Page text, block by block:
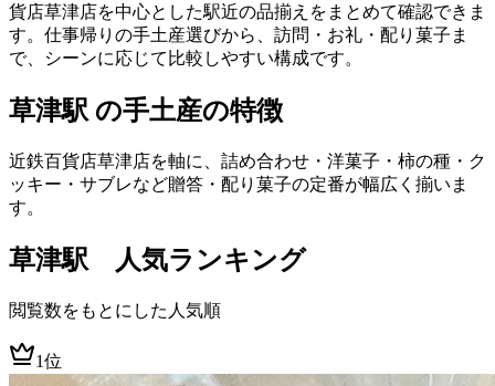
貨店草津店を中心とした駅近の品揃えをまとめて確認できま
す。仕事帰りの手土産選びから、訪問・お礼・配り菓子ま
で、シーンに応じて比較しやすい構成です。
草津駅 の手土産の特徴
近鉄百貨店草津店を軸に、詰め合わせ・洋菓子・柿の種・ク
ッキー・サブレなど贈答・配り菓子の定番が幅広く揃いま
す。
草津駅 人気ランキング
閲覧数をもとにした人気順
1位